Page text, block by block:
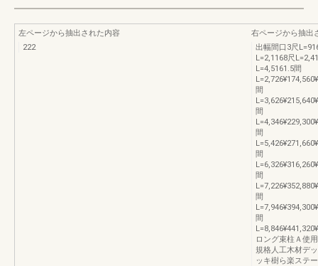
左ページから抽出された内容
222
右ページから抽出
出幅間口3尺
L=2,1168尺
L=4,5161.5間
間
間
間
間
間
間
間
ロング束柱Ａ使
規格人工木材デ
ッキ樹ら楽ステ